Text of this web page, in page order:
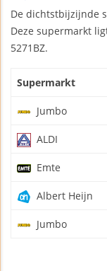
De dichtstbijzijnde
Deze supermarkt
5271BZ.
Supermarkt
Jumbo
ALDI
Emte
Albert Heijn
Jumbo